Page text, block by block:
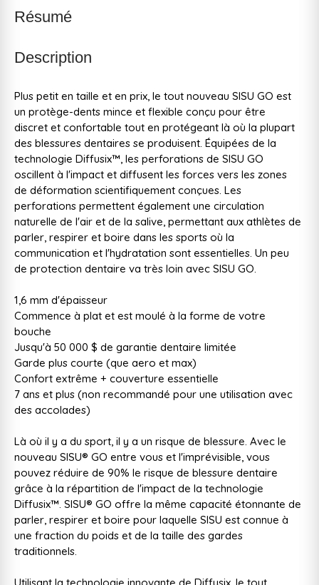
Résumé
Description
Plus petit en taille et en prix, le tout nouveau SISU GO est
un protège-dents mince et flexible conçu pour être
discret et confortable tout en protégeant là où la plupart
des blessures dentaires se produisent. Équipées de la
technologie Diffusix™, les perforations de SISU GO
oscillent à l'impact et diffusent les forces vers les zones
de déformation scientifiquement conçues. Les
perforations permettent également une circulation
naturelle de l'air et de la salive, permettant aux athlètes de
parler, respirer et boire dans les sports où la
communication et l'hydratation sont essentielles. Un peu
de protection dentaire va très loin avec SISU GO.
1,6 mm d'épaisseur
Commence à plat et est moulé à la forme de votre
bouche
Jusqu'à 50 000 $ de garantie dentaire limitée
Garde plus courte (que aero et max)
Confort extrême + couverture essentielle
7 ans et plus (non recommandé pour une utilisation avec
des accolades)
Là où il y a du sport, il y a un risque de blessure. Avec le
nouveau SISU® GO entre vous et l'imprévisible, vous
pouvez réduire de 90% le risque de blessure dentaire
grâce à la répartition de l'impact de la technologie
Diffusix™. SISU® GO offre la même capacité étonnante de
parler, respirer et boire pour laquelle SISU est connue à
une fraction du poids et de la taille des gardes
traditionnels.